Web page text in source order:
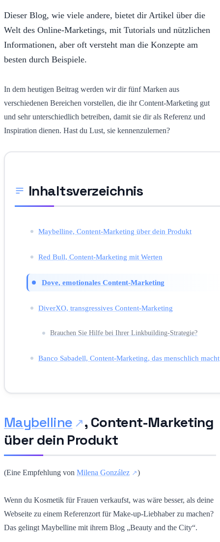
Dieser Blog, wie viele andere, bietet dir Artikel über die
Welt des Online-Marketings, mit Tutorials und nützlichen
Informationen, aber oft versteht man die Konzepte am
besten durch Beispiele.
In dem heutigen Beitrag werden wir dir fünf Marken aus
verschiedenen Bereichen vorstellen, die ihr Content-Marketing gut
und sehr unterschiedlich betreiben, damit sie dir als Referenz und
Inspiration dienen. Hast du Lust, sie kennenzulernen?
Inhaltsverzeichnis
Maybelline, Content-Marketing über dein Produkt
Red Bull, Content-Marketing mit Werten
Dove, emotionales Content-Marketing
DiverXO, transgressives Content-Marketing
Brauchen Sie Hilfe bei Ihrer Linkbuilding-Strategie?
Banco Sabadell, Content-Marketing, das menschlich macht
Maybelline
, Content-Marketing
über dein Produkt
(Eine Empfehlung von Milena González )
Wenn du Kosmetik für Frauen verkaufst, was wäre besser, als deine
Webseite zu einem Referenzort für Make-up-Liebhaber zu machen?
Das gelingt Maybelline mit ihrem Blog „Beauty and the City“.